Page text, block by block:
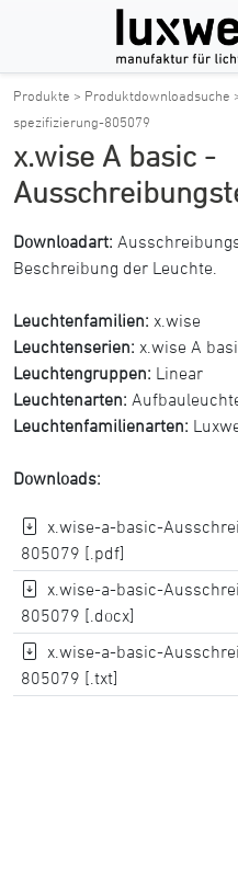
Produkte > Produktdownloadsuche
spezifizierung-805079
x.wise A basic -
Downloadart:
Beschreibung der Leuchte.
Leuchtenfamilien: x.wise
Leuchtenserien: x.wise A
Leuchtengruppen: Linear
Leuchtenarten:
Leuchtenfamilienarten:
Downloads:
x.wise-a-basic-
805079 [.pdf]
x.wise-a-basic-
805079 [.docx]
x.wise-a-basic-
805079 [.txt]